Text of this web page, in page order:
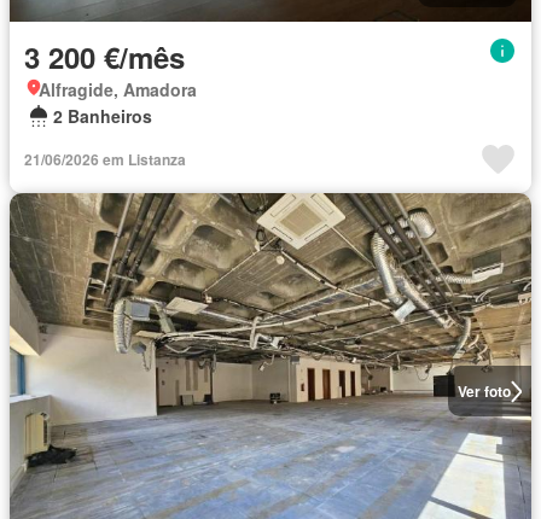
3 200 €/mês
Alfragide, Amadora
2 Banheiros
21/06/2026 em Listanza
Ver foto